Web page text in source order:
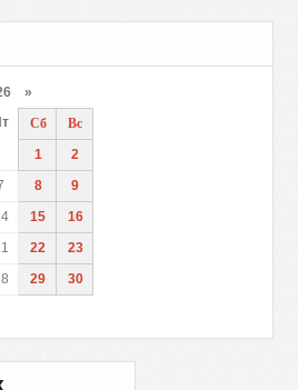
»
Сб
Вс
1
2
8
9
15
16
22
23
29
30